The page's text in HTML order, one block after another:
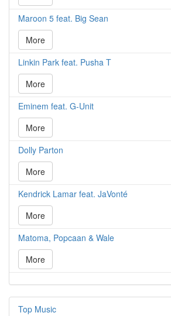
Maroon 5 feat. Big Sean
More
Linkin Park feat. Pusha T
More
Eminem feat. G-Unit
More
Dolly Parton
More
Kendrick Lamar feat. JaVonté
More
Matoma, Popcaan & Wale
More
Top Music